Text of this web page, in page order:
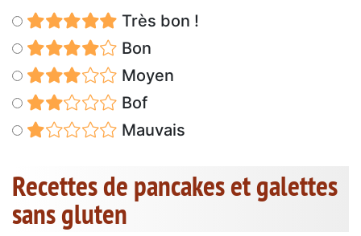
Très bon !
Bon
Moyen
Bof
Mauvais
Recettes de pancakes et galettes
sans gluten